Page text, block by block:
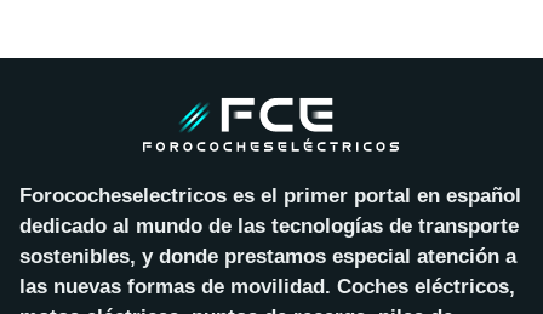
Forococheselectricos es el primer portal en español
dedicado al mundo de las tecnologías de transporte
sostenibles, y donde prestamos especial atención a
las nuevas formas de movilidad. Coches eléctricos,